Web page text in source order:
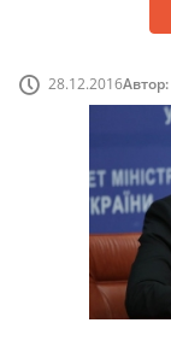
28.12.2016Автор: